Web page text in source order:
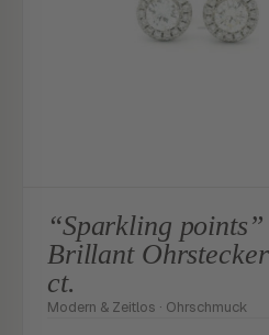
“Sparkling
Brillant
ct.
Modern & Zeitlos · Ohrschmuck